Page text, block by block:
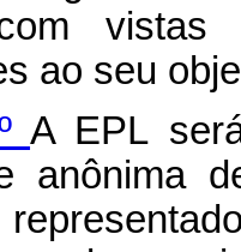
vistas
ao seu
A EPL
anônima